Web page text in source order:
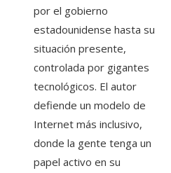
por el gobierno
estadounidense hasta su
situación presente,
controlada por gigantes
tecnológicos. El autor
defiende un modelo de
Internet más inclusivo,
donde la gente tenga un
papel activo en su